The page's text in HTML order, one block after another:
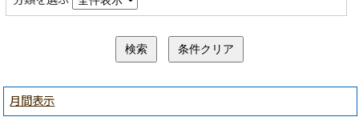
月間表示